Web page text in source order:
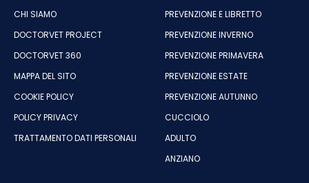
CHI SIAMO
DOCTORVET PROJECT
DOCTORVET 360
MAPPA DEL SITO
COOKIE POLICY
POLICY PRIVACY
TRATTAMENTO DATI PERSONALI
PREVENZIONE E LIBRETTO
PREVENZIONE INVERNO
PREVENZIONE PRIMAVERA
PREVENZIONE ESTATE
PREVENZIONE AUTUNNO
CUCCIOLO
ADULTO
ANZIANO